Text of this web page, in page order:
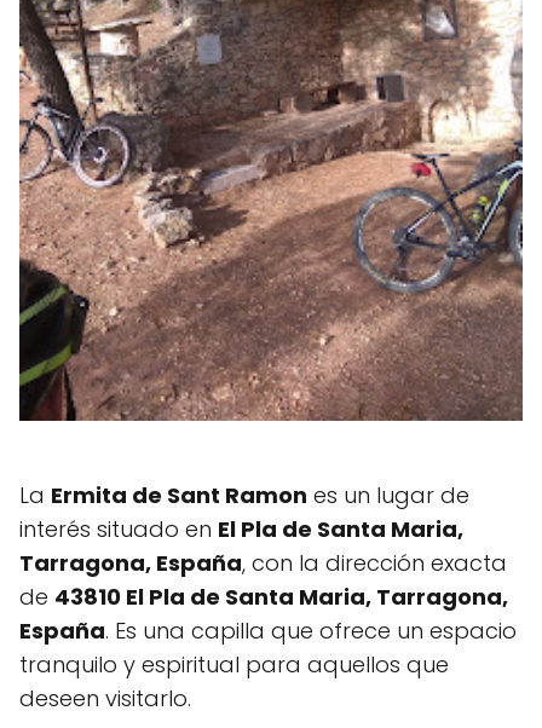
La Ermita de Sant Ramon es un lugar de
interés situado en El Pla de Santa Maria,
Tarragona, España, con la dirección exacta
de 43810 El Pla de Santa Maria, Tarragona,
España. Es una capilla que ofrece un espacio
tranquilo y espiritual para aquellos que
deseen visitarlo.